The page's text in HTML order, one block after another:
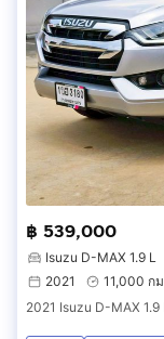
฿ 539,000
Isuzu D-MAX 1.9 L
2021
11,000 ก
2021 Isuzu D-MAX 1.9